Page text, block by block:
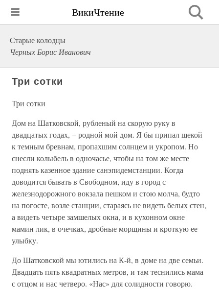
ВикиЧтение
Старые колодцы
Черных Борис Иванович
Три сотки
Три сотки
Дом на Шатковской, рубленый на скорую руку в
двадцатых годах, – родной мой дом. Я бы припал щекой
к темным бревнам, пропахшим солнцем и укропом. Но
снесли колыбель в одночасье, чтобы на том же месте
поднять казенное здание санэпидемстанции. Когда
доводится бывать в Свободном, иду в город с
железнодорожного вокзала пешком и стою молча, будто
на погосте, возле станции, стараясь не видеть белых стен,
а видеть четыре замшелых окна, и в кухонном окне
мамин лик, в очечках, дробные морщины и кроткую ее
улыбку.
До Шатковской мы ютились на К-й, в доме на две семьи.
Двадцать пять квадратных метров, и там теснились мама
с отцом и нас четверо. «Нас» для солидности говорю.